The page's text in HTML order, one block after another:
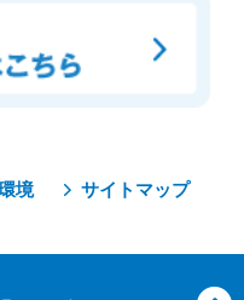
境
サイトマップ